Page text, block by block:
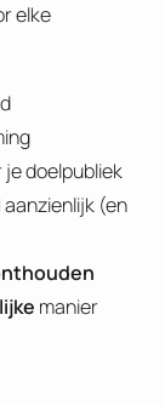
elke
doelpubliek
aanzienlijk (en
manier